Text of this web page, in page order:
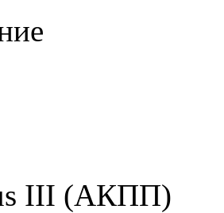
III (АКПП)